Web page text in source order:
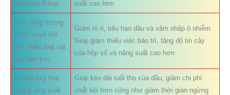
mài mòn ổ trục
suất cao hơn
Khả năng tương
thích vượt trội
với nhiều loại vật
liệu làm kín
Giảm rò rỉ, tiêu hao dầu và xâm nhập ô nhiễm.
Giúp giảm thiểu việc bảo trì, tăng độ tin cậy
của hộp số và năng suất cao hơn
Chống oxy hóa
dầu & ứng suất
Giúp kéo dài tuổi thọ của dầu, giảm chi phí
chất bôi trơn cũng như giảm thời gian ngừng